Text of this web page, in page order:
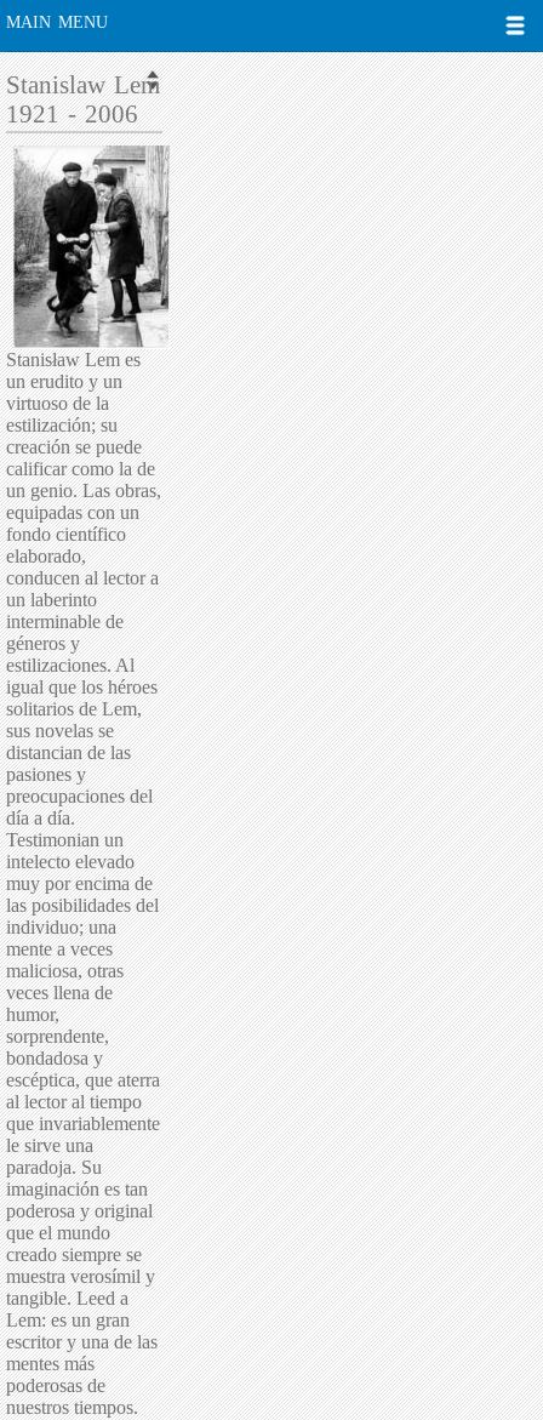
MAIN MENU
Stanislaw Lem
1921 - 2006
Stanisław Lem es
un erudito y un
virtuoso de la
estilización; su
creación se puede
calificar como la de
un genio. Las obras,
equipadas con un
fondo científico
elaborado,
conducen al lector a
un laberinto
interminable de
géneros y
estilizaciones. Al
igual que los héroes
solitarios de Lem,
sus novelas se
distancian de las
pasiones y
preocupaciones del
día a día.
Testimonian un
intelecto elevado
muy por encima de
las posibilidades del
individuo; una
mente a veces
maliciosa, otras
veces llena de
humor,
sorprendente,
bondadosa y
escéptica, que aterra
al lector al tiempo
que invariablemente
le sirve una
paradoja. Su
imaginación es tan
poderosa y original
que el mundo
creado siempre se
muestra verosímil y
tangible. Leed a
Lem: es un gran
escritor y una de las
mentes más
poderosas de
nuestros tiempos.